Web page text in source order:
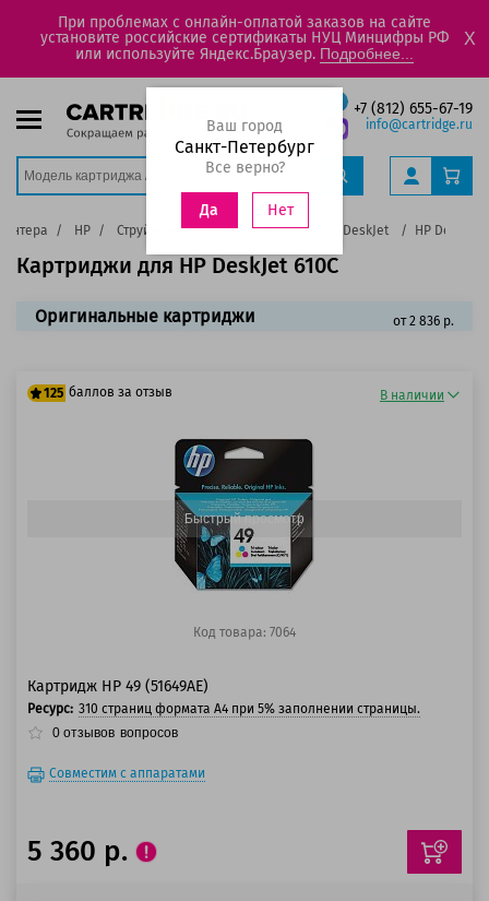
При проблемах с онлайн-оплатой заказов на сайте
установите российские сертификаты НУЦ Минцифры РФ
или используйте Яндекс.Браузер. Подробнее...
X
+7 (812) 655-67-19
info@cartridge.ru
Ваш город
Санкт-Петербург
Все верно?
Да Нет
HP Струйные цветные принтеры HP DeskJet HP DeskJet
Картриджи для HP DeskJet 610C
Оригинальные картриджи от 2 836 р.
125 баллов за отзыв В наличии
Быстрый просмотр
Код товара: 7064
Картридж HP 49 (51649AE)
Ресурс: 310 страниц формата A4 при 5% заполнении страницы.
0 отзывов вопросов
Совместим с аппаратами
5 360 р.